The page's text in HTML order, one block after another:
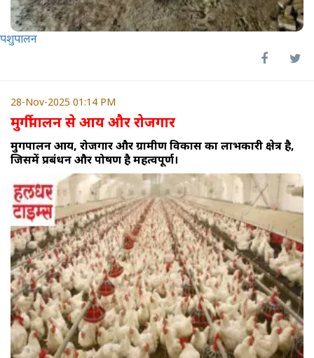
पशुपालन
28-Nov-2025 01:14 PM
मुर्गीपालन से आय और रोजगार
मुर्गीपालन आय, रोजगार और ग्रामीण विकास का लाभकारी क्षेत्र है,
जिसमें प्रबंधन और पोषण है महत्वपूर्ण।